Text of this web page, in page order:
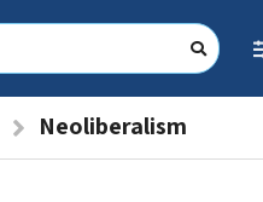
Neoliberalism